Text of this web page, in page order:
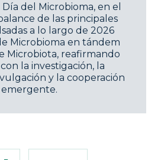
del Microbioma, en el
de las principales
a lo largo de 2026
Microbioma en tándem
Microbiota, reafirmando
la investigación, la
y la cooperación